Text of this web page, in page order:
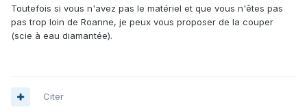
Toutefois si vous n'avez pas le matériel et que vous n'êtes pas
pas trop loin de Roanne, je peux vous proposer de la couper
(scie à eau diamantée).
Citer